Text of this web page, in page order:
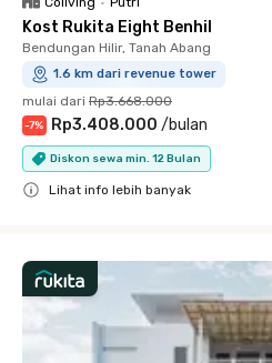
Kost Rukita Eight Benhil
Bendungan Hilir, Tanah Abang
1.6 km dari revenue tower
mulai dari Rp3.668.000
-7% Rp3.408.000 /bulan
Diskon sewa min. 12 Bulan
Lihat info lebih banyak